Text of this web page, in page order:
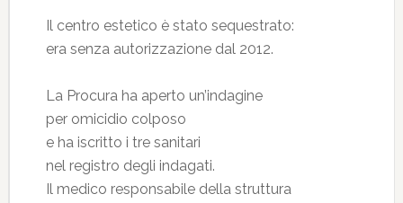
Il centro estetico è stato sequestrato:
era senza autorizzazione dal 2012.
La Procura ha aperto un’indagine
per omicidio colposo
e ha iscritto i tre sanitari
nel registro degli indagati.
Il medico responsabile della struttura